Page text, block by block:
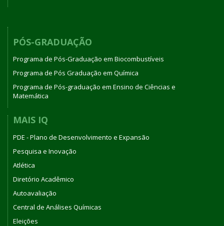
PÓS-GRADUAÇÃO
Programa de Pós-Graduação em Biocombustíveis
Programa de Pós Graduação em Química
Programa de Pós-graduação em Ensino de Ciências e
Matemática
MAIS IQ
PDE - Plano de Desenvolvimento e Expansão
Pesquisa e Inovação
Atlética
Diretório Acadêmico
Autoavaliação
Central de Análises Químicas
Eleições